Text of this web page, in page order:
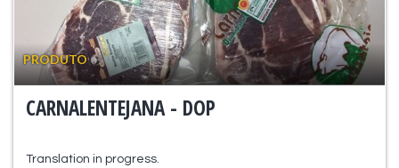
PRODUTO
CARNALENTEJANA - DOP
Translation in progress.